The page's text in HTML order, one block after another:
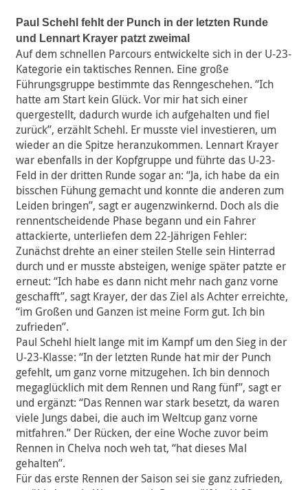
Paul Schehl fehlt der Punch in der letzten Runde
und Lennart Krayer patzt zweimal
Auf dem schnellen Parcours entwickelte sich in der U-23-
Kategorie ein taktisches Rennen. Eine große
Führungsgruppe bestimmte das Renngeschehen. “Ich
hatte am Start kein Glück. Vor mir hat sich einer
quergestellt, dadurch wurde ich aufgehalten und fiel
zurück”, erzählt Schehl. Er musste viel investieren, um
wieder an die Spitze heranzukommen. Lennart Krayer
war ebenfalls in der Kopfgruppe und führte das U-23-
Feld in der dritten Runde sogar an: “Ja, ich habe da ein
bisschen Fühung gemacht und konnte die anderen zum
Leiden bringen”, sagt er augenzwinkernd. Doch als die
rennentscheidende Phase begann und ein Fahrer
attackierte, unterliefen dem 22-Jährigen Fehler:
Zunächst drehte an einer steilen Stelle sein Hinterrad
durch und er musste absteigen, wenige später patzte er
erneut: “Ich habe es dann nicht mehr nach ganz vorne
geschafft”, sagt Krayer, der das Ziel als Achter erreichte,
“im Großen und Ganzen ist meine Form gut. Ich bin
zufrieden”.
Paul Schehl hielt lange mit im Kampf um den Sieg in der
U-23-Klasse: “In der letzten Runde hat mir der Punch
gefehlt, um ganz vorne mitzugehen. Ich bin dennoch
megaglücklich mit dem Rennen und Rang fünf”, sagt er
und ergänzt: “Das Rennen war stark besetzt, da waren
viele Jungs dabei, die auch im Weltcup ganz vorne
mitfahren.” Der Rücken, der eine Woche zuvor beim
Rennen in Chelva noch weh tat, “hat dieses Mal
gehalten”.
Für das erste Rennen der Saison sei sie ganz zufrieden,